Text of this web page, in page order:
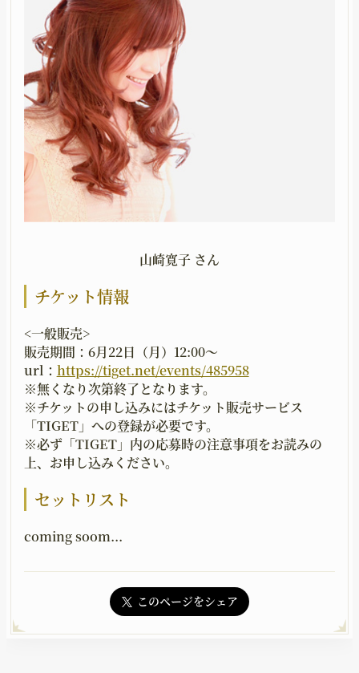
山崎寛子 さん
チケット情報
<一般販売>
販売期間：6月22日（月）12:00～
url： https://tiget.net/events/485958
※無くなり次第終了となります。
※チケットの申し込みにはチケット販売サービス
「TIGET」への登録が必要です。
※必ず「TIGET」内の応募時の注意事項をお読みの
上、お申し込みください。
セットリスト
coming soom...
このページをシェア